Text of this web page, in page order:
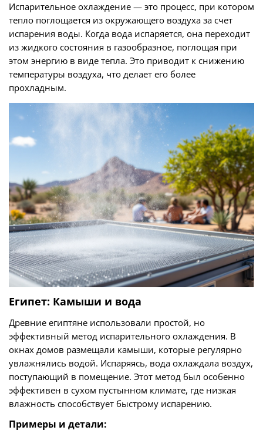
Испарительное охлаждение — это процесс, при котором
тепло поглощается из окружающего воздуха за счет
испарения воды. Когда вода испаряется, она переходит
из жидкого состояния в газообразное, поглощая при
этом энергию в виде тепла. Это приводит к снижению
температуры воздуха, что делает его более
прохладным.
Египет: Камыши и вода
Древние египтяне использовали простой, но
эффективный метод испарительного охлаждения. В
окнах домов размещали камыши, которые регулярно
увлажнялись водой. Испаряясь, вода охлаждала воздух,
поступающий в помещение. Этот метод был особенно
эффективен в сухом пустынном климате, где низкая
влажность способствует быстрому испарению.
Примеры и детали: